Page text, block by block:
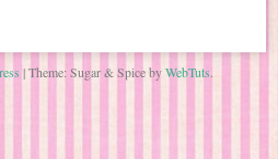
|Theme: Sugar & Spice byWebTuts.